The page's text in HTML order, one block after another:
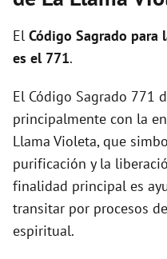
El Código Sagrado para
es el 771.
El Código Sagrado 771
principalmente con la
Llama Violeta, que
purificación y la
finalidad principal es
transitar por procesos
espiritual.